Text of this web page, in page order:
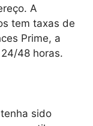
A
tem taxas de
Prime, a
48 horas.
sido